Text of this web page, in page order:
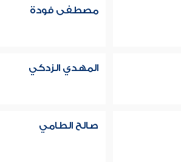
مصطفى فودة
المهدي الزدكي
صالح الطامي